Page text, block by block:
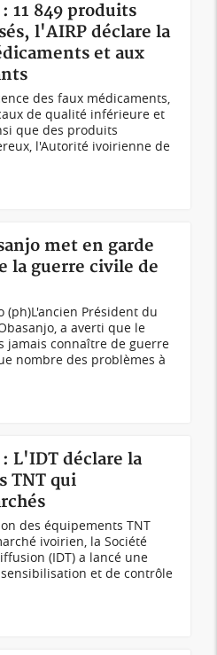
11 849 produits
l'AIRP déclare la
et aux
des faux médicaments,
de qualité inférieure et
que des produits
l'Autorité ivoirienne de
met en garde
la guerre civile de
(ph)L'ancien Président du
a averti que le
jamais connaître de guerre
nombre des problèmes à
L'IDT déclare la
TNT qui
des équipements TNT
ivoirien, la Société
(IDT) a lancé une
et de contrôle